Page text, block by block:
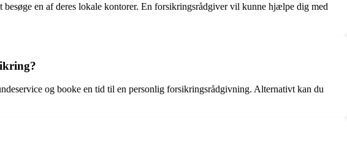
en af deres lokale kontorer. En forsikringsrådgiver vil kunne hjælpe dig med
og booke en tid til en personlig forsikringsrådgivning. Alternativt kan du